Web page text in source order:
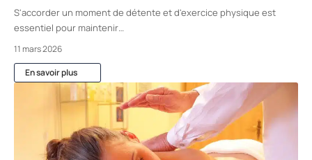
S'accorder un moment de détente et d'exercice physique est
essentiel pour maintenir…
11 mars 2026
En savoir plus